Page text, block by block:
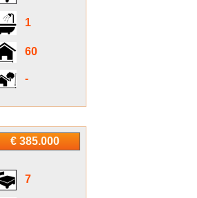
1
60
-
€ 385.000
7